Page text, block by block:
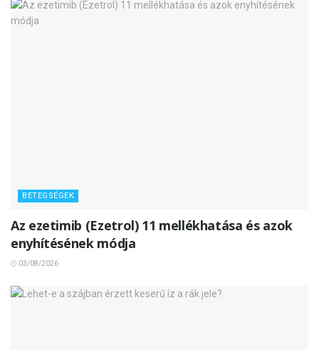
BETEGSÉGEK
Az ezetimib (Ezetrol) 11 mellékhatása és azok
enyhítésének módja
03/08/2026